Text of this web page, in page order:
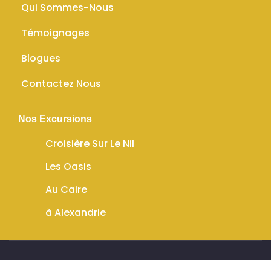
Qui Sommes-Nous
Témoignages
Blogues
Contactez Nous
Nos Excursions
Croisière Sur Le Nil
Les Oasis
Au Caire
à Alexandrie